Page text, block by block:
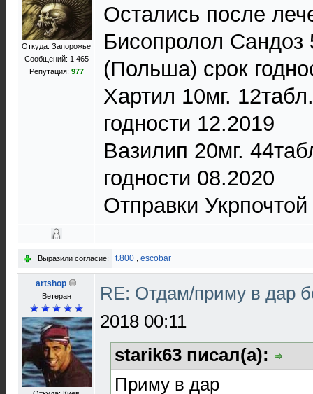
Откуда: Запорожье
Сообщений: 1 465
Репутация: 977
Остались после
Бисопролол Сандоз
(Польша) срок
Хартил 10мг.
годности 12.2019
Вазилип 20мг.
годности 08.2020
Отправки Укрпочтой
Выразили согласие: t.800 , escobar
artshop
Ветеран
RE: Отдам/приму в дар
2018 00:11
starik63 писал(а):
Приму в дар